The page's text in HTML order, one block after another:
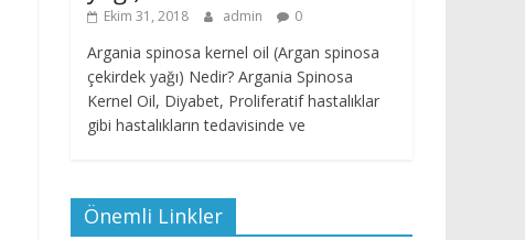
Ekim 31, 2018 admin 0
Argania spinosa kernel oil (Argan spinosa
çekirdek yağı) Nedir? Argania Spinosa
Kernel Oil, Diyabet, Proliferatif hastalıklar
gibi hastalıkların tedavisinde ve
Önemli Linkler